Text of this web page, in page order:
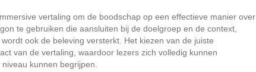
vertaling om de boodschap op een effectieve manier over
te gebruiken die aansluiten bij de doelgroep en de context,
ook de beleving versterkt. Het kiezen van de juiste
van de vertaling, waardoor lezers zich volledig kunnen
kunnen begrijpen.